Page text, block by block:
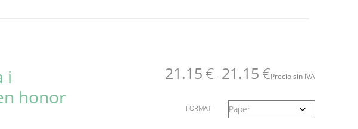
i
honor
21.15 € - 21.15 €Precio sin IVA
FORMAT